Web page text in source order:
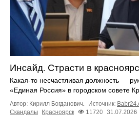
Инсайд. Страсти в
Какая-то несчастливая должность —
«Единая Россия» в городском совете
Автор: Кирилл Богданович. Источник:
Скандалы
Красноярск 11720 31.07.2026